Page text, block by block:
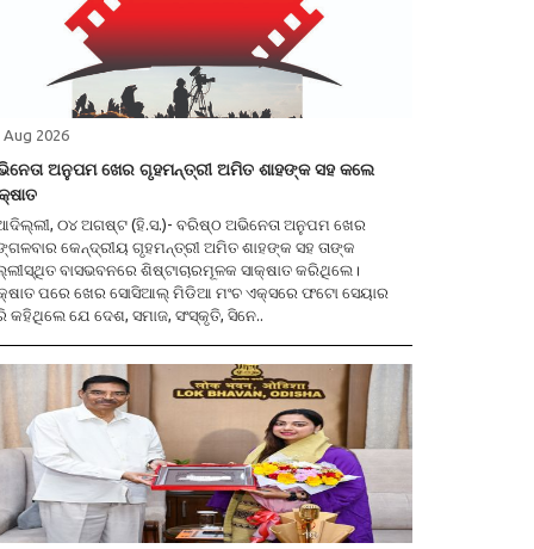
Aug 2026
ଅନୁପମ ଖେର ଗୃହମନ୍ତ୍ରୀ ଅମିତ ଶାହଙ୍କ ସହ କଲେ
୦୪ ଅଗଷ୍ଟ (ହି.ସ.)- ବରିଷ୍ଠ ଅଭିନେତା ଅନୁପମ ଖେର
କେନ୍ଦ୍ରୀୟ ଗୃହମନ୍ତ୍ରୀ ଅମିତ ଶାହଙ୍କ ସହ ତାଙ୍କ
ବାସଭବନରେ ଶିଷ୍ଟାଚାରମୂଳକ ସାକ୍ଷାତ କରିଥିଲେ।
ପରେ ଖେର ସୋସିଆଲ୍ ମିଡିଆ ମଂଚ ଏକ୍ସରେ ଫଟୋ ସେୟାର
କହିଥିଲେ ଯେ ଦେଶ, ସମାଜ, ସଂସ୍କୃତି, ସିନେ..